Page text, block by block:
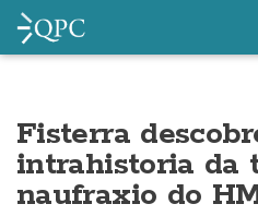
Fisterra
intrahistoria da
naufraxio do